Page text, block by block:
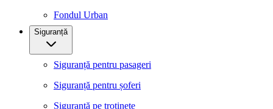
Fondul Urban
Siguranță
Siguranță pentru pasageri
Siguranță pentru șoferi
Siguranță pe trotinete